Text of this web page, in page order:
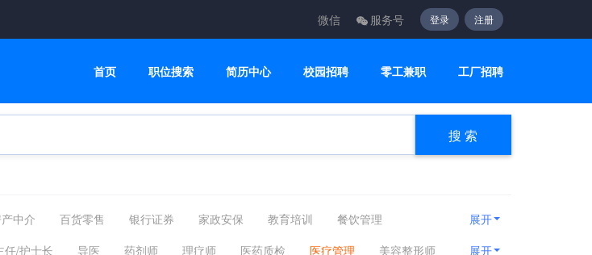
微信 服务号 登录 注册
首页 职位搜索 简历中心 校园招聘 零工兼职 工厂招聘
搜 索
中介 百货零售 银行证券 家政安保 教育培训
餐饮管理
CNC数控操机/编程 机械工程师 医疗护理 编辑出版
运动健身
展开
任/护士长 导医 药剂师 理疗师 医药质检 医疗管理
美容整形师
展开